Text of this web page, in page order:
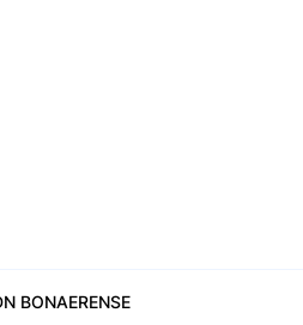
BONAERENSE